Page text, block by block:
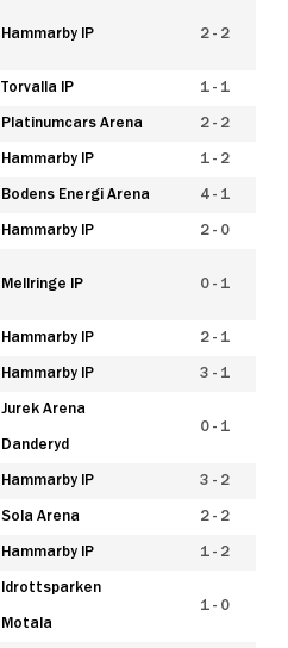
Hammarby IP 2 - 2
Torvalla IP 1 - 1
Platinumcars Arena 2 - 2
Hammarby IP 1 - 2
Bodens Energi Arena 4 - 1
Hammarby IP 2 - 0
Mellringe IP 0 - 1
Hammarby IP 2 - 1
Hammarby IP 3 - 1
Jurek Arena
Danderyd
0 - 1
Hammarby IP 3 - 2
Sola Arena 2 - 2
Hammarby IP 1 - 2
Idrottsparken
Motala
1 - 0